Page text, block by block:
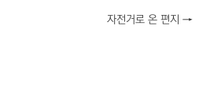
자전거로 온 편지 →